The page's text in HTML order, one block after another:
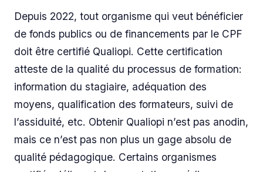
Depuis 2022, tout organisme qui veut bénéficier
de fonds publics ou de financements par le CPF
doit être certifié Qualiopi. Cette certification
atteste de la qualité du processus de formation:
information du stagiaire, adéquation des
moyens, qualification des formateurs, suivi de
l’assiduité, etc. Obtenir Qualiopi n’est pas anodin,
mais ce n’est pas non plus un gage absolu de
qualité pédagogique. Certains organismes